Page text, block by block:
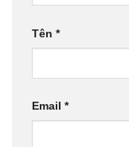
Tên *
Email *